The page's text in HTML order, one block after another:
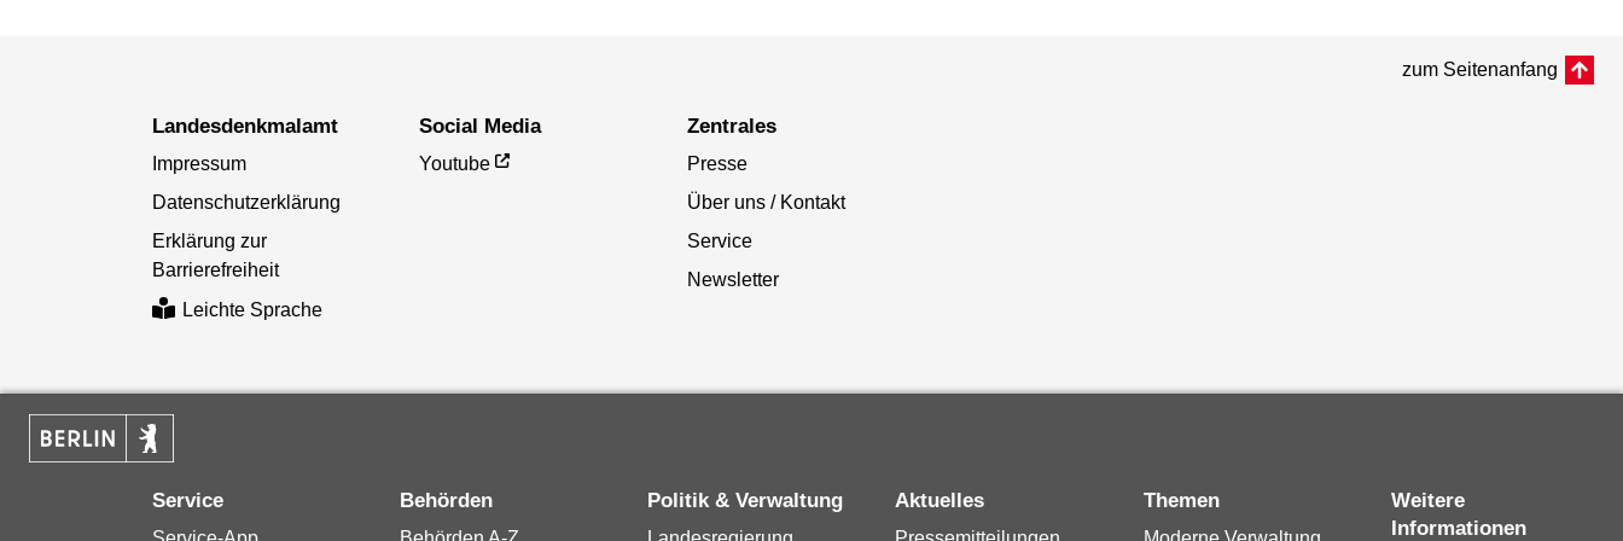
zum Seitenanfang
Landesdenkmal­amt
Impressum
Datenschutzerklärung
Erklärung zur
Barrierefreiheit
Leichte Sprache
Social Media
Youtube
Zentrales
Presse
Über uns / Kontakt
Service
Newsletter
Service Behörden Politik & Verwaltung Aktuelles Themen
Weitere
Informationen